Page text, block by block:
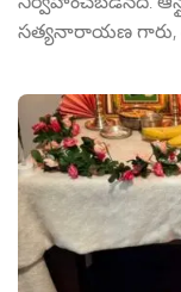
సత్యనారాయణ గారు,